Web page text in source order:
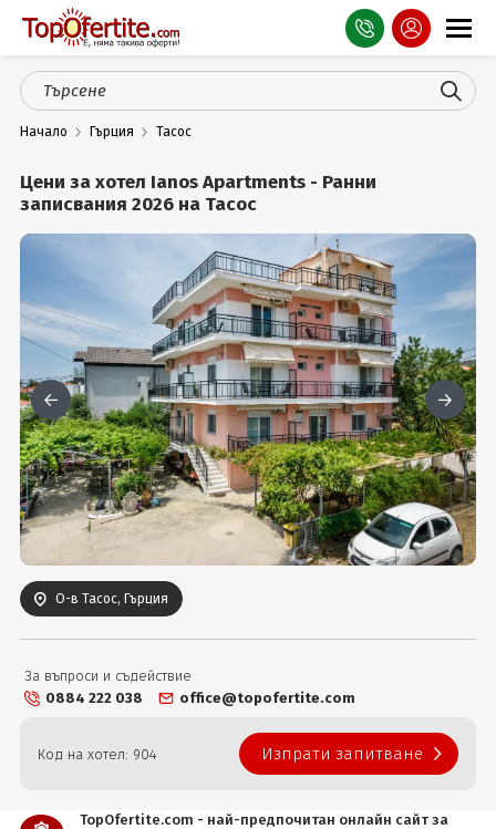
Оферти
СПА
Планина
Море
Чужбина
Празници
Турция
Гърция
Услуги
Вход
Начало Гърция Тасос
Цени за хотел Ianos Apartments - Ранни
записвания 2026 на Тасос
О-в Тасос, Гърция
За въпроси и съдействие
0884 222 038
office@topofertite.com
Код на хотел: 904 Изпрати запитване
TopOfertite.com - най-предпочитан онлайн сайт за